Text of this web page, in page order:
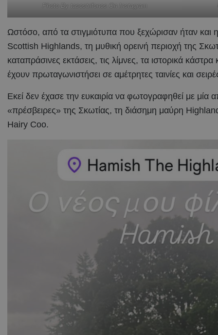
Photo By tasostrifonos On Instagram
Ωστόσο, από τα στιγμιότυπα που ξεχώρισαν ήταν και
Scottish Highlands, τη μυθική ορεινή περιοχή της
καταπράσινες εκτάσεις, τις λίμνες, τα ιστορικά
έχουν πρωταγωνιστήσει σε αμέτρητες ταινίες και
Εκεί δεν έχασε την ευκαιρία να φωτογραφηθεί με μία
«πρέσβειρες» της Σκωτίας, τη διάσημη μαύρη
Hairy Coo.